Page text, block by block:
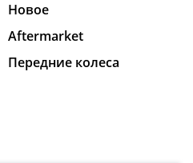
Hовое
Aftermarket
Передние колеса